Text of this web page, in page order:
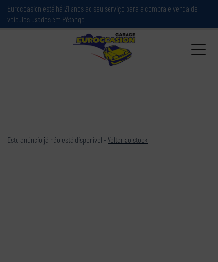
Euroccasion está há 21 anos ao seu serviço para a compra e venda de
veículos usados em Pétange
Este anúncio já não está disponível - Voltar ao stock
Painel de Gerenciamento de Cookies